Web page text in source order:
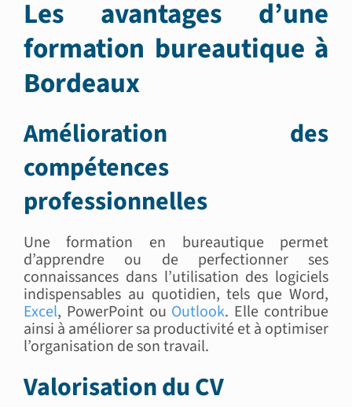
Les avantages d’une
formation bureautique à
Bordeaux
Amélioration des
compétences
professionnelles
Une formation en bureautique permet
d’apprendre ou de perfectionner ses
connaissances dans l’utilisation des logiciels
indispensables au quotidien, tels que Word,
Excel, PowerPoint ou Outlook. Elle contribue
ainsi à améliorer sa productivité et à optimiser
l’organisation de son travail.
Valorisation du CV